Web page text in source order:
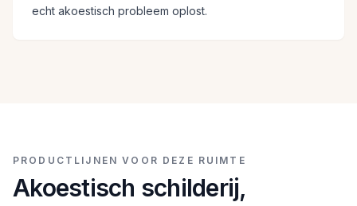
echt akoestisch probleem oplost.
PRODUCTLIJNEN VOOR DEZE RUIMTE
Akoestisch schilderij,